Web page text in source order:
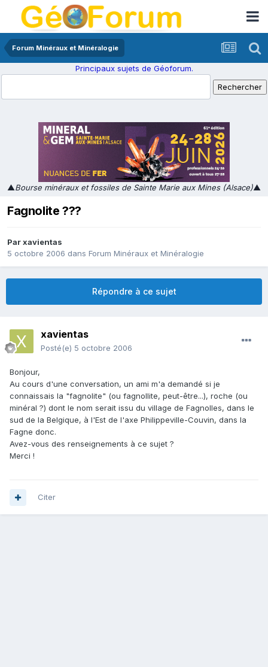
Forum Minéraux et Minéralogie
Principaux sujets de Géoforum.
▲Bourse minéraux et fossiles de Sainte Marie aux Mines (Alsace)▲
Fagnolite ???
Parxavientas
5 octobre 2006 dans Forum Minéraux et Minéralogie
Répondre à ce sujet
xavientas
Posté(e) 5 octobre 2006
Bonjour,
Au cours d'une conversation, un ami m'a demandé si je
connaissais la "fagnolite" (ou fagnollite, peut-être...), roche (ou
minéral ?) dont le nom serait issu du village de Fagnolles, dans le
sud de la Belgique, à l'Est de l'axe Philippeville-Couvin, dans la
Fagne donc.
Avez-vous des renseignements à ce sujet ?
Merci !
Citer